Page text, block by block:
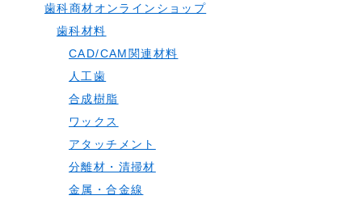
歯科商材オンラインショップ
歯科材料
CAD/CAM関連材料
人工歯
合成樹脂
ワックス
アタッチメント
分離材・清掃材
金属・合金線